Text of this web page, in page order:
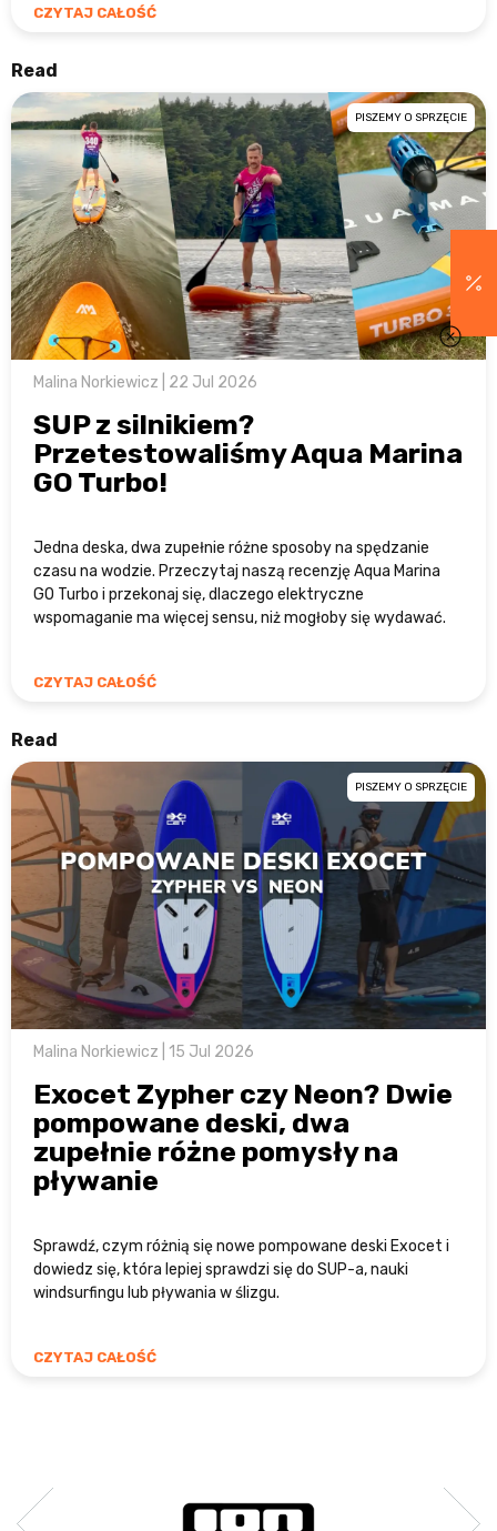
CZYTAJ CAŁOŚĆ
Read
PISZEMY O SPRZĘCIE
Malina Norkiewicz | 22 Jul 2026
SUP z silnikiem?
Przetestowaliśmy Aqua Marina
GO Turbo!
Jedna deska, dwa zupełnie różne sposoby na spędzanie
czasu na wodzie. Przeczytaj naszą recenzję Aqua Marina
GO Turbo i przekonaj się, dlaczego elektryczne
wspomaganie ma więcej sensu, niż mogłoby się wydawać.
CZYTAJ CAŁOŚĆ
Read
PISZEMY O SPRZĘCIE
Malina Norkiewicz | 15 Jul 2026
Exocet Zypher czy Neon? Dwie
pompowane deski, dwa
zupełnie różne pomysły na
pływanie
Sprawdź, czym różnią się nowe pompowane deski Exocet i
dowiedz się, która lepiej sprawdzi się do SUP-a, nauki
windsurfingu lub pływania w ślizgu.
CZYTAJ CAŁOŚĆ